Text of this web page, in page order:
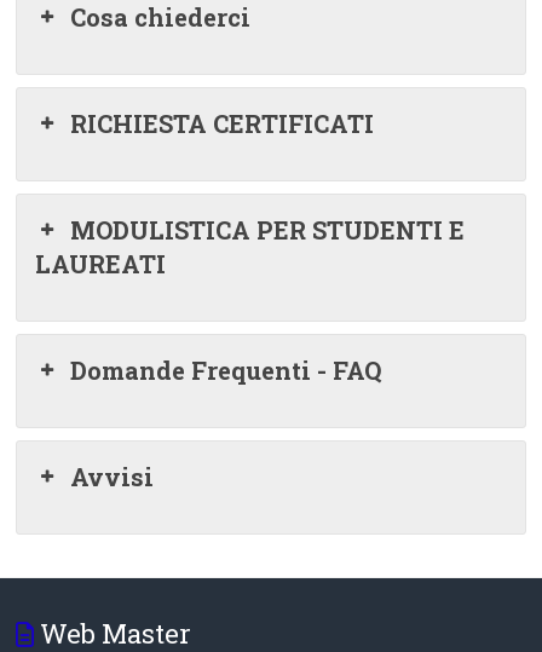
Cosa chiederci
RICHIESTA CERTIFICATI
MODULISTICA PER STUDENTI E
LAUREATI
Domande Frequenti - FAQ
Avvisi
Web Master